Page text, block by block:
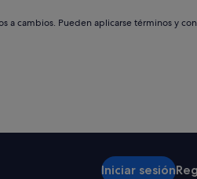
a cambios. Pueden aplicarse términos y
Iniciar sesión